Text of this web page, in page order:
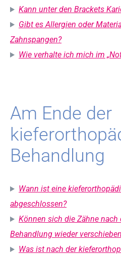
Kann unter den Brackets
Gibt es Allergien oder
Zahnspangen?
Wie verhalte ich mich im
Am Ende der
Behandlung
Wann ist eine
abgeschlossen?
Können sich die Zähne
Behandlung wieder
Was ist nach der